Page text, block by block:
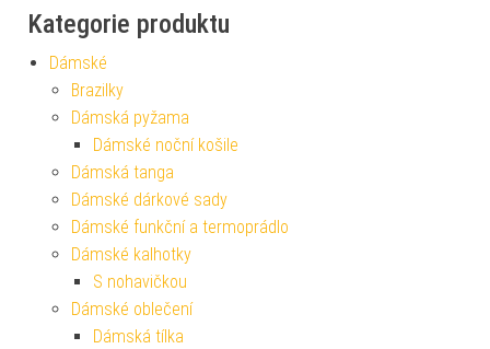
Kategorie produktu
Dámské
Brazilky
Dámská pyžama
Dámské noční košile
Dámská tanga
Dámské dárkové sady
Dámské funkční a termoprádlo
Dámské kalhotky
S nohavičkou
Dámské oblečení
Dámská tílka